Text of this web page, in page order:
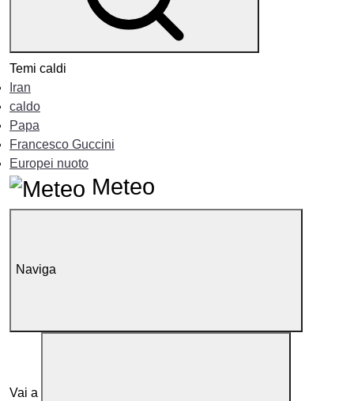
Temi caldi
Iran
caldo
Papa
Francesco Guccini
Europei nuoto
Meteo
Naviga
Vai a